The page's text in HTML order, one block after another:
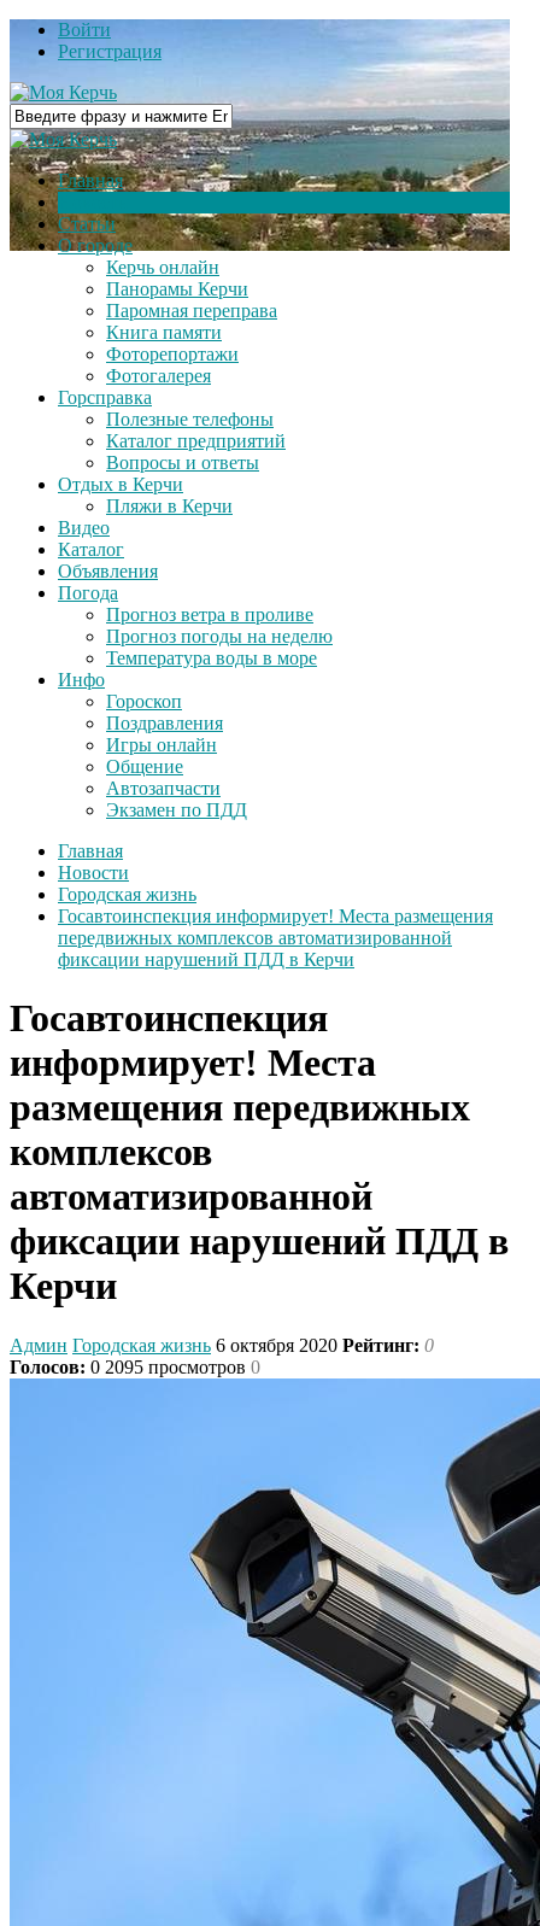
Войти
Регистрация
Главная
Статьи
О городе
Керчь онлайн
Панорамы Керчи
Паромная переправа
Книга памяти
Фоторепортажи
Фотогалерея
Горсправка
Полезные телефоны
Каталог предприятий
Вопросы и ответы
Отдых в Керчи
Пляжи в Керчи
Видео
Каталог
Объявления
Погода
Прогноз ветра в проливе
Прогноз погоды на неделю
Температура воды в море
Инфо
Гороскоп
Поздравления
Игры онлайн
Общение
Автозапчасти
Экзамен по ПДД
Главная
Новости
Городская жизнь
Госавтоинспекция информирует! Места размещения
передвижных комплексов автоматизированной
фиксации нарушений ПДД в Керчи
Госавтоинспекция
информирует! Места
размещения передвижных
комплексов
автоматизированной
фиксации нарушений ПДД в
Керчи
Админ Городская жизнь 6 октября 2020 Рейтинг: 0
Голосов: 0 2095 просмотров 0